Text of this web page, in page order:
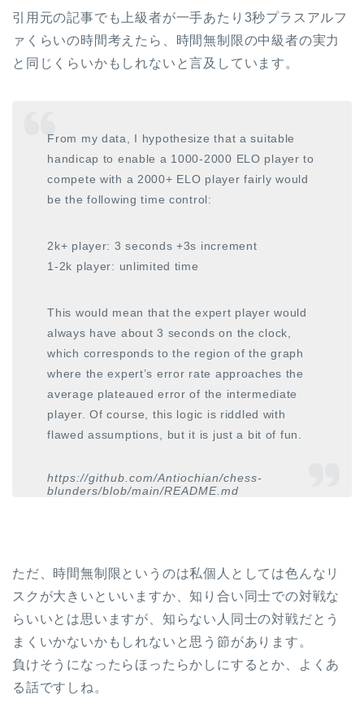
引用元の記事でも上級者が一手あたり3秒プラスアルフ
ァくらいの時間考えたら、時間無制限の中級者の実力
と同じくらいかもしれないと言及しています。
From my data, I hypothesize that a suitable
handicap to enable a 1000-2000 ELO player to
compete with a 2000+ ELO player fairly would
be the following time control:
2k+ player: 3 seconds +3s increment
1-2k player: unlimited time
This would mean that the expert player would
always have about 3 seconds on the clock,
which corresponds to the region of the graph
where the expert’s error rate approaches the
average plateaued error of the intermediate
player. Of course, this logic is riddled with
flawed assumptions, but it is just a bit of fun.
https://github.com/Antiochian/chess-
blunders/blob/main/README.md
ただ、時間無制限というのは私個人としては色んなリ
スクが大きいといいますか、知り合い同士での対戦な
らいいとは思いますが、知らない人同士の対戦だとう
まくいかないかもしれないと思う節があります。
負けそうになったらほったらかしにするとか、よくあ
る話ですしね。